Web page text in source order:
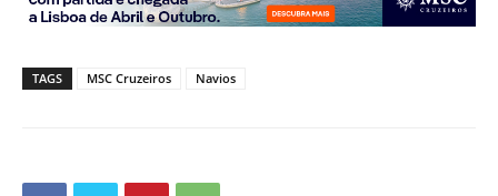
TAGS MSC Cruzeiros Navios